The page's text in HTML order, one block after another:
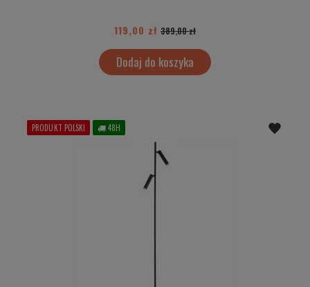
119,00 zł 389,00 zł
Dodaj do koszyka
PRODUKT POLSKI 48H